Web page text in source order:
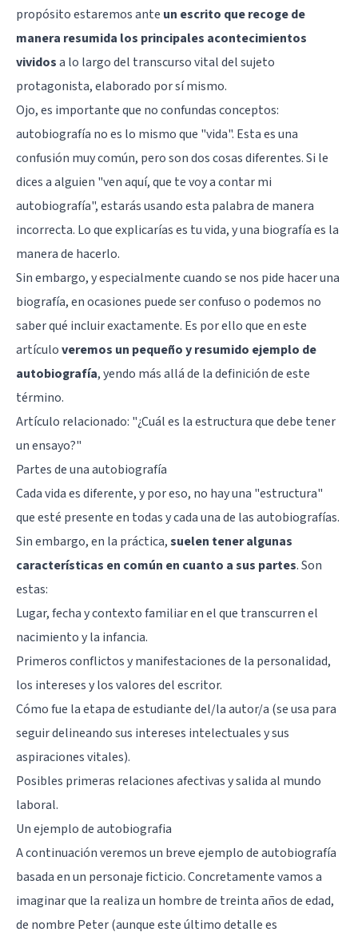
propósito estaremos ante un escrito que recoge de
manera resumida los principales acontecimientos
vividosa lo largo del transcurso vital del sujeto
protagonista, elaborado por sí mismo.
Ojo, es importante que no confundas conceptos:
autobiografía no es lo mismo que "vida". Esta es una
confusión muy común, pero son dos cosas diferentes. Si le
dices a alguien "ven aquí, que te voy a contar mi
autobiografía", estarás usando esta palabra de manera
incorrecta. Lo que explicarías es tu vida, y una biografía es la
manera de hacerlo.
Sin embargo, y especialmente cuando se nos pide hacer una
biografía, en ocasiones puede ser confuso o podemos no
saber qué incluir exactamente. Es por ello que en este
artículoveremos un pequeño y resumido ejemplo de
autobiografía, yendo más allá de la definición de este
término.
Artículo relacionado: "¿Cuál es la estructura que debe tener
un ensayo?"
Partes de una autobiografía
Cada vida es diferente, y por eso, no hay una "estructura"
que esté presente en todas y cada una de las autobiografías.
Sin embargo, en la práctica,suelen tener algunas
características en común en cuanto a sus partes. Son
estas:
Lugar, fecha y contexto familiar en el que transcurren el
nacimiento y la infancia.
Primeros conflictos y manifestaciones de la personalidad,
los intereses y los valores del escritor.
Cómo fue la etapa de estudiante del/la autor/a (se usa para
seguir delineando sus intereses intelectuales y sus
aspiraciones vitales).
Posibles primeras relaciones afectivas y salida al mundo
laboral.
Un ejemplo de autobiografia
A continuación veremos un breve ejemplo de autobiografía
basada en un personaje ficticio. Concretamente vamos a
imaginar que la realiza un hombre de treinta años de edad,
de nombre Peter (aunque este último detalle es